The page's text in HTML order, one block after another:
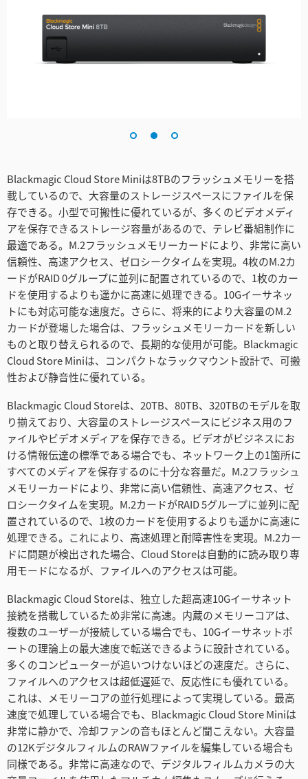
Blackmagic Cloud Store Miniは8TBのフラッシュメモリーを搭
載しているので、大容量のストレージスペースにファイルを保
存できる。小型で可搬性に優れているが、多くのビデオメディ
アを保存できるストレージ容量があるので、テレビ番組制作に
最適である。M.2フラッシュメモリーカードにより、非常に高い
信頼性、高速アクセス、ゼロシークタイムを実現。4枚のM.2カ
ードがRAID 0グループに並列に配置されているので、1枚のカー
ドを使用するよりも遥かに高速に処理できる。10Gイーサネッ
トにも対応可能な速度だ。さらに、将来的により大容量のM.2
カードが登場した場合は、フラッシュメモリーカードを新しい
ものと取り替えられるので、長期的な使用が可能。Blackmagic
Cloud Store Miniは、コンパクトなラックマウント設計で、可搬
性および静音性に優れている。
Blackmagic Cloud Storeは、20TB、80TB、320TBのモデルを取
り揃えており、大容量のストレージスペースにビジネス用のフ
ァイルやビデオメディアを保存できる。ビデオがビジネスにお
ける情報伝達の標準である場合でも、ネットワーク上の1箇所に
すべてのメディアを保存するのに十分な容量だ。M.2フラッシュ
メモリーカードにより、非常に高い信頼性、高速アクセス、ゼ
ロシークタイムを実現。M.2カードがRAID 5グループに並列に配
置されているので、1枚のカードを使用するよりも遥かに高速に
処理できる。これにより、高速処理と耐障害性を実現。M.2カー
ドに問題が検出された場合、Cloud Storeは自動的に読み取り専
用モードになるが、ファイルへのアクセスは可能。
Blackmagic Cloud Storeは、独立した超高速10Gイーサネット
接続を搭載しているため非常に高速。内蔵のメモリーコアは、
複数のユーザーが接続している場合でも、10Gイーサネットポ
ートの理論上の最大速度で転送できるように設計されている。
多くのコンピューターが追いつけないほどの速度だ。さらに、
ファイルへのアクセスは超低遅延で、反応性にも優れている。
これは、メモリーコアの並行処理によって実現している。最高
速度で処理している場合でも、Blackmagic Cloud Store Miniは
非常に静かで、冷却ファンの音もほとんど聞こえない。大容量
の12KデジタルフィルムのRAWファイルを編集している場合も
同様である。非常に高速なので、デジタルフィルムカメラの大